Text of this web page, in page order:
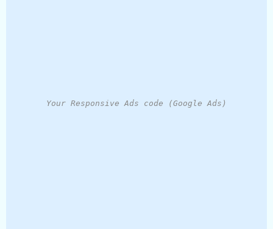
Your Responsive Ads code (Google Ads)